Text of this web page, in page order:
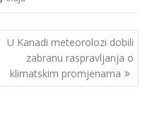
U Kanadi meteorolozi dobili
zabranu raspravljanja o
klimatskim promjenama